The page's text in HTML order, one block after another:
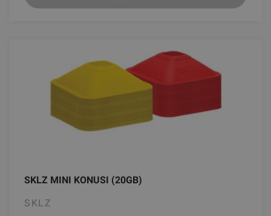
SKLZ MINI KONUSI (20GB)
SKLZ